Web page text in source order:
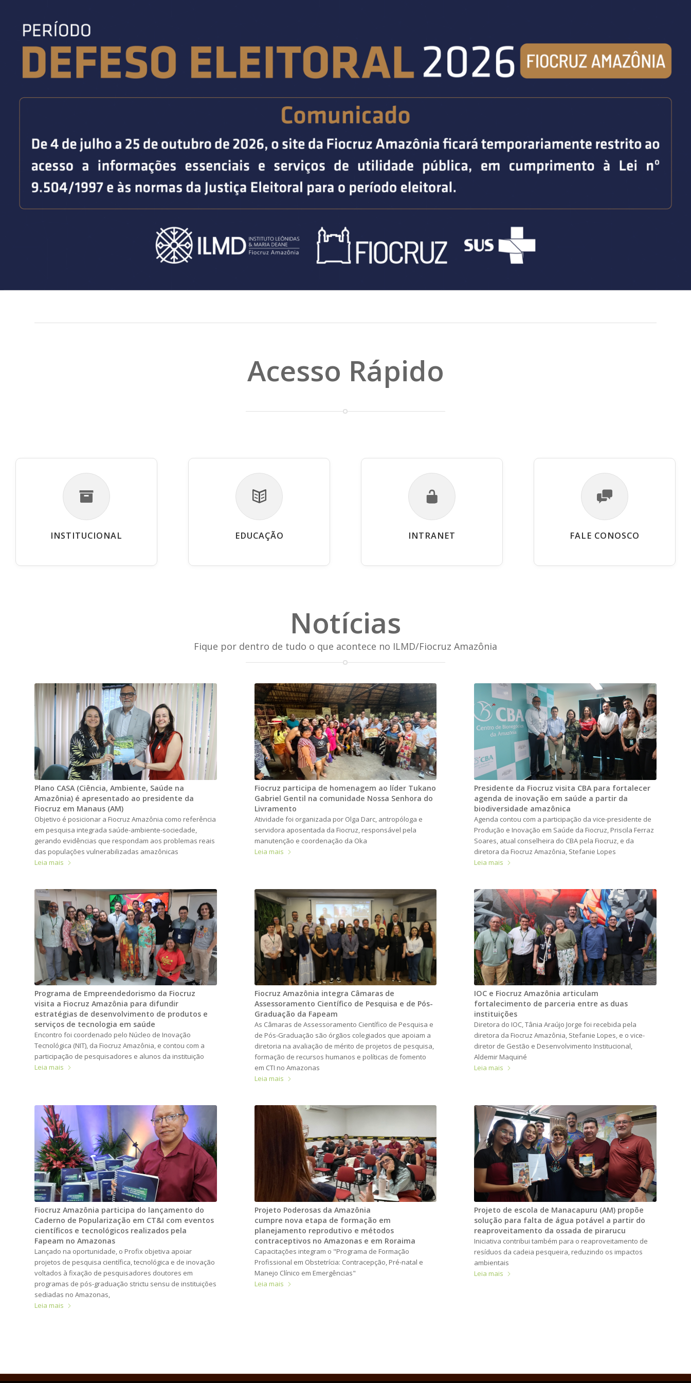
Acesso Rápido
INSTITUCIONAL EDUCAÇÃO INTRANET FALE CONOSCO
Notícias
Fique por dentro de tudo o que acontece no ILMD/Fiocruz Amazônia
Plano CASA (Ciência, Ambiente, Saúde na
Amazônia) é apresentado ao presidente da
Fiocruz em Manaus (AM)
Objetivo é posicionar a Fiocruz Amazônia como referência
em pesquisa integrada saúde-ambiente-sociedade,
gerando evidências que respondam aos problemas reais
das populações vulnerabilizadas amazônicas
Leia mais
Fiocruz participa de homenagem ao líder Tukano
Gabriel Gentil na comunidade Nossa Senhora do
Livramento
Atividade foi organizada por Olga Darc, antropóloga e
servidora aposentada da Fiocruz, responsável pela
manutenção e coordenação da Oka
Leia mais
Presidente da Fiocruz visita CBA para fortalecer
agenda de inovação em saúde a partir da
biodiversidade amazônica
Agenda contou com a participação da vice-presidente de
Produção e Inovação em Saúde da Fiocruz, Priscila Ferraz
Soares, atual conselheira do CBA pela Fiocruz, e da
diretora da Fiocruz Amazônia, Stefanie Lopes
Leia mais
Programa de Empreendedorismo da Fiocruz
visita a Fiocruz Amazônia para difundir
estratégias de desenvolvimento de produtos e
serviços de tecnologia em saúde
Encontro foi coordenado pelo Núcleo de Inovação
Tecnológica (NIT), da Fiocruz Amazônia, e contou com a
participação de pesquisadores e alunos da instituição
Leia mais
Fiocruz Amazônia integra Câmaras de
Assessoramento Científico de Pesquisa e de Pós-
Graduação da Fapeam
As Câmaras de Assessoramento Científico de Pesquisa e
de Pós-Graduação são órgãos colegiados que apoiam a
diretoria na avaliação de mérito de projetos de pesquisa,
formação de recursos humanos e políticas de fomento
em CTI no Amazonas
Leia mais
IOC e Fiocruz Amazônia articulam
fortalecimento de parceria entre as duas
instituições
Diretora do IOC, Tânia Araújo Jorge foi recebida pela
diretora da Fiocruz Amazônia, Stefanie Lopes, e o vice-
diretor de Gestão e Desenvolvimento Institucional,
Aldemir Maquiné
Leia mais
Fiocruz Amazônia participa do lançamento do
Caderno de Popularização em CT&I com eventos
científicos e tecnológicos realizados pela
Fapeam no Amazonas
Lançado na oportunidade, o Profix objetiva apoiar
projetos de pesquisa científica, tecnológica e de inovação
voltados à fixação de pesquisadores doutores em
programas de pós-graduação strictu sensu de instituições
sediadas no Amazonas,
Leia mais
Projeto Poderosas da Amazônia
cumpre nova etapa de formação em
planejamento reprodutivo e métodos
contraceptivos no Amazonas e em Roraima
Capacitações integram o "Programa de Formação
Profissional em Obstetrícia: Contracepção, Pré-natal e
Manejo Clínico em Emergências"
Leia mais
Projeto de escola de Manacapuru (AM) propõe
solução para falta de água potável a partir do
reaproveitamento da ossada de pirarucu
Iniciativa contribui também para o reaproveitamento de
resíduos da cadeia pesqueira, reduzindo os impactos
ambientais
Leia mais